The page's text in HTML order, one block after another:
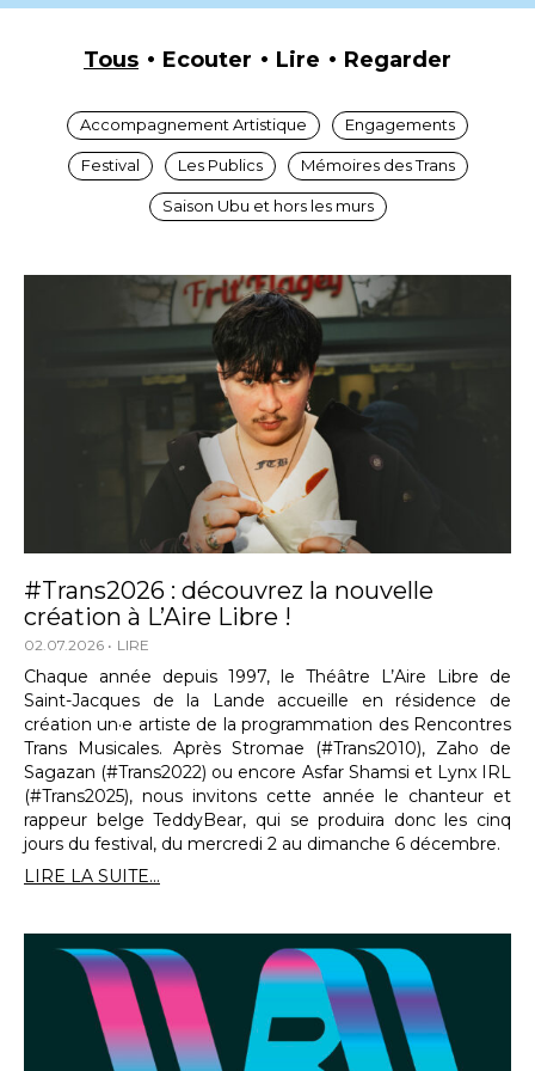
Tous Ecouter Lire Regarder
Accompagnement Artistique Engagements
Festival Les Publics Mémoires des Trans
Saison Ubu et hors les murs
#Trans2026 : découvrez la nouvelle
création à L’Aire Libre !
02.07.2026 LIRE
Chaque année depuis 1997, le Théâtre L’Aire Libre de
Saint-Jacques de la Lande accueille en résidence de
création un·e artiste de la programmation des Rencontres
Trans Musicales. Après Stromae (#Trans2010), Zaho de
Sagazan (#Trans2022) ou encore Asfar Shamsi et Lynx IRL
(#Trans2025), nous invitons cette année le chanteur et
rappeur belge TeddyBear, qui se produira donc les cinq
jours du festival, du mercredi 2 au dimanche 6 décembre.
LIRE LA SUITE...